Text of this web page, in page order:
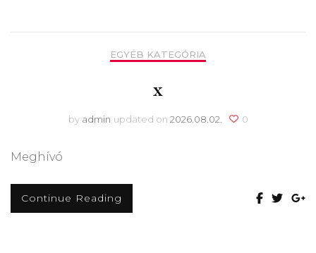
EGYÉB KATEGÓRIA
x
by admin updated on 2026.08.02. 0
Meghívó
Continue Reading